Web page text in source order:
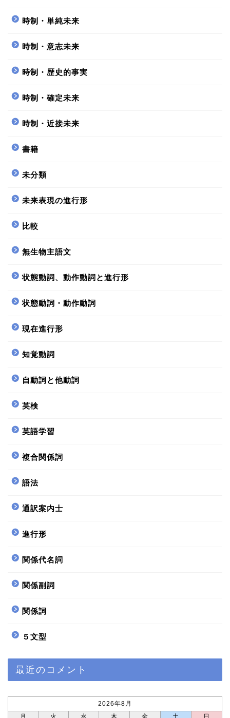
時制・単純未来
時制・意志未来
時制・歴史的事実
時制・確定未来
時制・近接未来
書籍
未分類
未来表現の進行形
比較
無生物主語文
状態動詞、動作動詞と進行形
状態動詞・動作動詞
現在進行形
知覚動詞
自動詞と他動詞
英検
英語学習
複合関係詞
語法
通訳案内士
進行形
関係代名詞
関係副詞
関係詞
５文型
最近のコメント
2026年8月
月
火 水 木 金 土 日
プロフィール profile